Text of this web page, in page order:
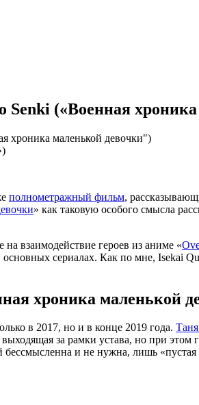
Senki («Военная
полнометражный фильм,
» как таковую особого смысла
на взаимодействие героев из аниме «
сериалах. Как по мне, Isekai
хроника маленькой
в 2017, но и в конце 2019 года.
за рамки устава, но при этом
и не нужна, лишь «пустая